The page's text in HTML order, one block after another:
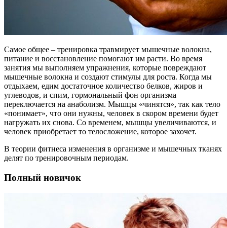
Самое общее – тренировка травмирует мышечные волокна,
питание и восстановление помогают им расти. Во время
занятия мы выполняем упражнения, которые повреждают
мышечные волокна и создают стимулы для роста. Когда мы
отдыхаем, едим достаточное количество белков, жиров и
углеводов, и спим, гормональный фон организма
переключается на анаболизм. Мышцы «чинятся», так как тело
«понимает», что они нужны, человек в скором времени будет
нагружать их снова. Со временем, мышцы увеличиваются, и
человек приобретает то телосложение, которое захочет.
В теории фитнеса изменения в организме и мышечных тканях
делят по тренировочным периодам.
Полный новичок